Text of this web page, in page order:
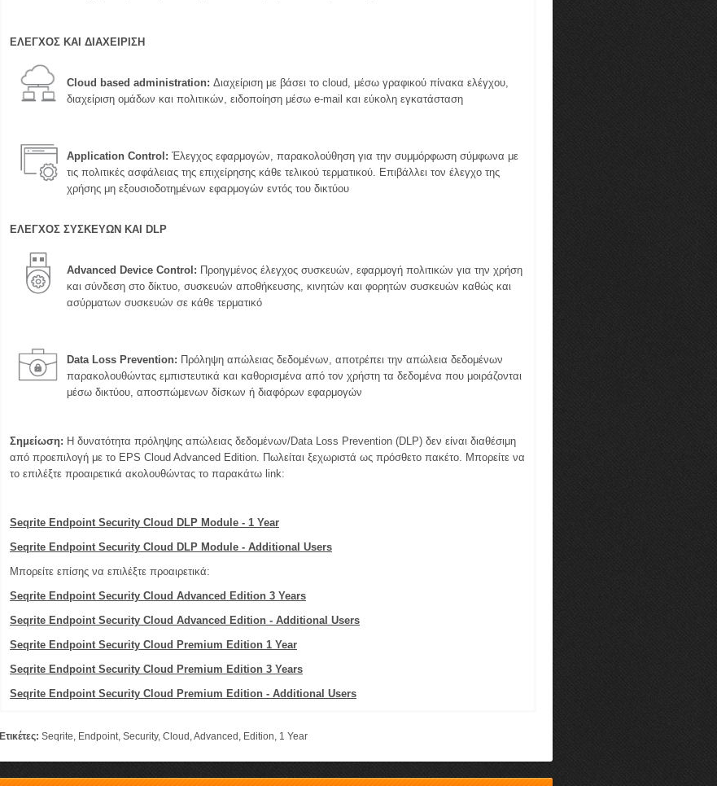
ΕΛΕΓΧΟΣ ΚΑΙ ΔΙΑΧΕΙΡΙΣΗ
Cloud based administration: Διαχείριση με βάσει το cloud, μέσω γραφικού πίνακα ελέγχου,
διαχείριση ομάδων και πολιτικών, ειδοποίηση μέσω e-mail και εύκολη εγκατάσταση
Application Control: Έλεγχος εφαρμογών, παρακολούθηση για την συμμόρφωση σύμφωνα με
τις πολιτικές ασφάλειας της επιχείρησης κάθε τελικού τερματικού. Επιβάλλει τον έλεγχο της
χρήσης μη εξουσιοδοτημένων εφαρμογών εντός του δικτύου
ΕΛΕΓΧΟΣ ΣΥΣΚΕΥΩΝ ΚΑΙ DLP
Advanced Device Control: Προηγμένος έλεγχος συσκευών, εφαρμογή πολιτικών για την χρήση
και σύνδεση στο δίκτυο, συσκευών αποθήκευσης, κινητών και φορητών συσκευών καθώς και
ασύρματων συσκευών σε κάθε τερματικό
Data Loss Prevention: Πρόληψη απώλειας δεδομένων, αποτρέπει την απώλεια δεδομένων
παρακολουθώντας εμπιστευτικά και καθορισμένα από τον χρήστη τα δεδομένα που μοιράζονται
μέσω δικτύου, αποσπώμενων δίσκων ή διαφόρων εφαρμογών
Σημείωση: Η δυνατότητα πρόληψης απώλειας δεδομένων/Data Loss Prevention (DLP) δεν είναι διαθέσιμη
από προεπιλογή με το EPS Cloud Advanced Edition. Πωλείται ξεχωριστά ως πρόσθετο πακέτο. Μπορείτε να
το επιλέξτε προαιρετικά ακολουθώντας το παρακάτω link:
Seqrite Endpoint Security Cloud DLP Module - 1 Year
Seqrite Endpoint Security Cloud DLP Module - Additional Users
Μπορείτε επίσης να επιλέξτε προαιρετικά:
Seqrite Endpoint Security Cloud Advanced Edition 3 Years
Seqrite Endpoint Security Cloud Advanced Edition - Additional Users
Seqrite Endpoint Security Cloud Premium Edition 1 Year
Seqrite Endpoint Security Cloud Premium Edition 3 Years
Seqrite Endpoint Security Cloud Premium Edition - Additional Users
Ετικέτες: Seqrite, Endpoint, Security, Cloud ,Advanced , Edition, 1 Year